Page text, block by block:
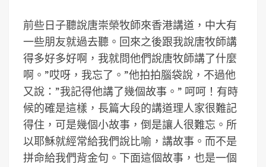
前些日子聽說唐崇榮牧師來香港講道，中大有
一些朋友就過去聽。回來之後跟我說唐牧師講
得多好多好啊，我就問他們說唐牧師講了什麼
啊。”哎呀，我忘了。”他拍拍腦袋說，不過他
又說：”我記得他講了幾個故事。” 呵呵！有時
候的確是這樣，長篇大段的講道理人家很難記
得住，可是幾個小故事，倒是讓人很難忘。所
以耶穌就經常給我們說比喻，講故事。而不是
拼命給我們背金句。下面這個故事，也是一個